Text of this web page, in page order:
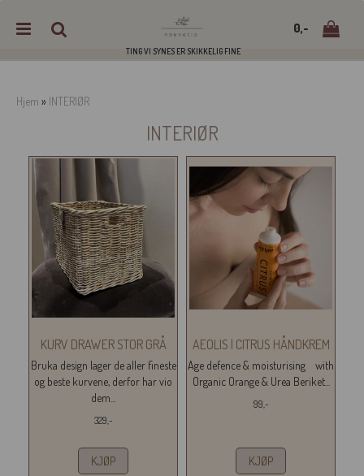
0,-
TING VI SYNES ER SKIKKELIG FINE
Hjem » INTERIØR
INTERIØR
KURV DRAWER STOR GRÅ
Bruka design lager de aller fineste
og beste kurvene, derfor har vio
dem...
329,-
KJØP
AEOLIS | CITRUS HÅNDKREM
Age defence & moisturising with
Organic Orange & Urea Beriket...
99,-
KJØP
Trykk ENTER for å søke